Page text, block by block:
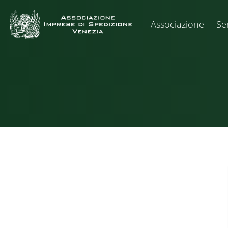
Associazione